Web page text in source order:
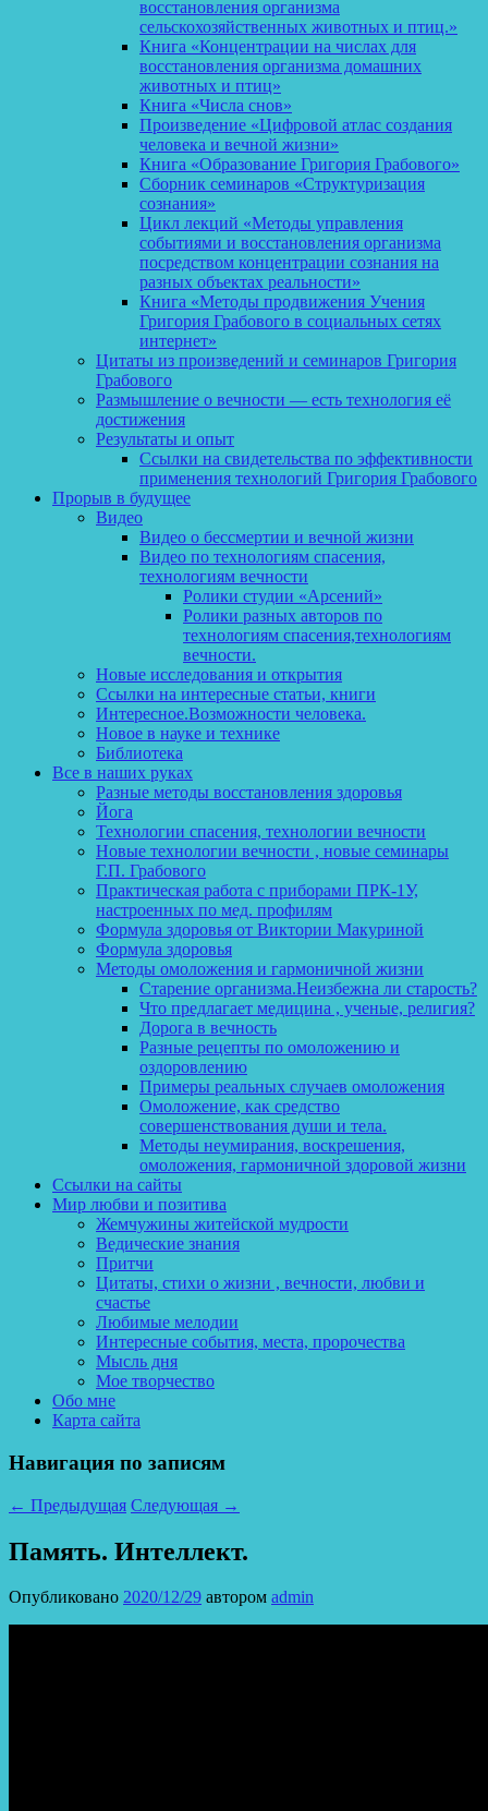
восстановления организма
сельскохозяйственных животных и птиц.»
Книга «Концентрации на числах для
восстановления организма домашних
животных и птиц»
Книга «Числа снов»
Произведение «Цифровой атлас создания
человека и вечной жизни»
Книга «Образование Григория Грабового»
Сборник семинаров «Структуризация
сознания»
Цикл лекций «Методы управления
событиями и восстановления организма
посредством концентрации сознания на
разных объектах реальности»
Книга «Методы продвижения Учения
Григория Грабового в социальных сетях
интернет»
Цитаты из произведений и семинаров Григория
Грабового
Размышление о вечности — есть технология её
достижения
Результаты и опыт
Ссылки на свидетельства по эффективности
применения технологий Григория Грабового
Прорыв в будущее
Видео
Видео о бессмертии и вечной жизни
Видео по технологиям спасения,
технологиям вечности
Ролики студии «Арсений»
Ролики разных авторов по
технологиям спасения,технологиям
вечности.
Новые исследования и открытия
Ссылки на интересные статьи, книги
Интересное.Возможности человека.
Новое в науке и технике
Библиотека
Все в наших руках
Разные методы восстановления здоровья
Йога
Технологии спасения, технологии вечности
Новые технологии вечности , новые семинары
Г.П. Грабового
Практическая работа с приборами ПРК-1У,
настроенных по мед. профилям
Формула здоровья от Виктории Макуриной
Формула здоровья
Методы омоложения и гармоничной жизни
Старение организма.Неизбежна ли старость?
Что предлагает медицина , ученые, религия?
Дорога в вечность
Разные рецепты по омоложению и
оздоровлению
Примеры реальных случаев омоложения
Омоложение, как средство
совершенствования души и тела.
Методы неумирания, воскрешения,
омоложения, гармоничной здоровой жизни
Ссылки на сайты
Мир любви и позитива
Жемчужины житейской мудрости
Ведические знания
Притчи
Цитаты, стихи о жизни , вечности, любви и
счастье
Любимые мелодии
Интересные события, места, пророчества
Мысль дня
Мое творчество
Обо мне
Карта сайта
Навигация по записям
← Предыдущая Следующая →
Память. Интеллект.
Опубликовано 2020/12/29 автором admin